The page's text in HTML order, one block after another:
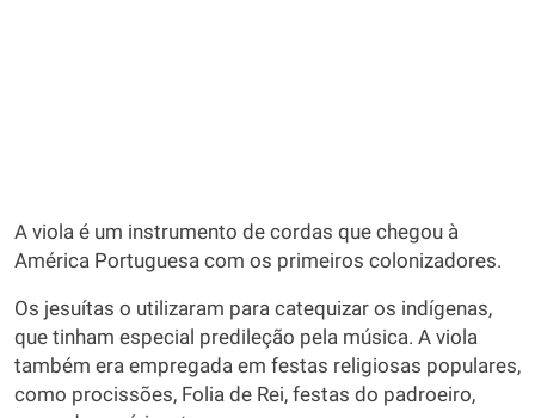
A viola é um instrumento de cordas que chegou à
América Portuguesa com os primeiros colonizadores.
Os jesuítas o utilizaram para catequizar os indígenas,
que tinham especial predileção pela música. A viola
também era empregada em festas religiosas populares,
como procissões, Folia de Rei, festas do padroeiro,